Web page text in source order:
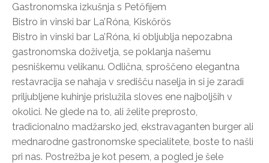
Gastronomska izkušnja s Petőfijem
Bistro in vinski bar La’Róna, Kiskőrös
Bistro in vinski bar La’Róna, ki obljublja nepozabna
gastronomska doživetja, se poklanja našemu
pesniškemu velikanu. Odlična, sproščeno elegantna
restavracija se nahaja v središču naselja in si je zaradi
priljubljene kuhinje prislužila sloves ene najboljših v
okolici. Ne glede na to, ali želite preprosto,
tradicionalno madžarsko jed, ekstravaganten burger ali
mednarodne gastronomske specialitete, boste to našli
pri nas. Postrežba je kot pesem, a pogled je šele